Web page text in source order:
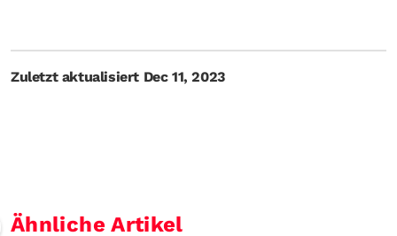
Zuletzt aktualisiert Dec 11, 2023
Ähnliche Artikel